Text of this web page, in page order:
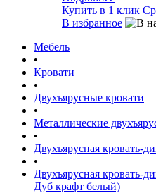
Купить в 1 клик
В избранное
Мебель
•
Кровати
•
Двухъярусные кровати
•
Металлические
•
Двухъярусная кровать-
•
Двухъярусная кровать-
Дуб крафт белый)